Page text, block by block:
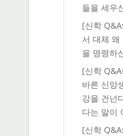
들을 세우
[신학
서 대체 왜
을 명령하
[신학
바른 신앙
강을 건넌
다는 말이
[신학